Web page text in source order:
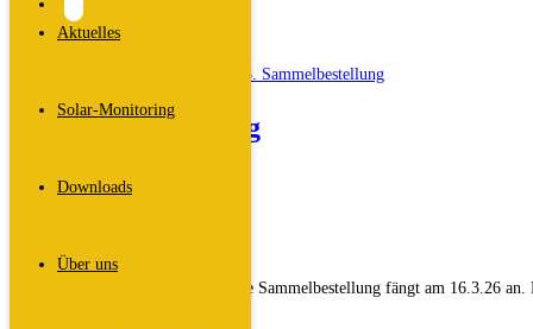
Aktuelles
Solar-Monitoring
Downloads
Über uns
Aktuelles
Sammelbestellung
8. Sammelbestellung
Beitrags-
Dali
Kategorie:
Es ist wieder soweit. Unsere nächste Sammelbestellung fängt am 16.3.26